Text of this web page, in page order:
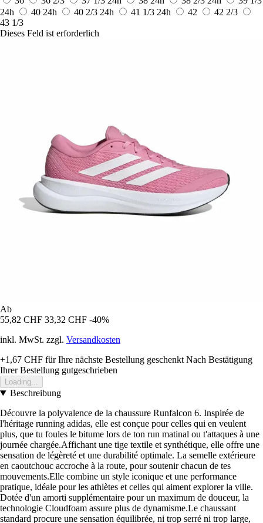
24h
40 24h 40 2/3 24h 41 1/3 24h 42
42 2/3
43 1/3
Dieses Feld ist erforderlich
Ab
55,82 CHF 33,32 CHF -40%
inkl. MwSt. zzgl. Versandkosten
+1,67 CHF für Ihre nächste Bestellung geschenkt Nach Bestätigung
Ihrer Bestellung gutgeschrieben
Loading...
Beschreibung
Découvre la polyvalence de la chaussure Runfalcon 6. Inspirée de
l'héritage running adidas, elle est conçue pour celles qui en veulent
plus, que tu foules le bitume lors de ton run matinal ou t'attaques à une
journée chargée.Affichant une tige textile et synthétique, elle offre une
sensation de légèreté et une durabilité optimale. La semelle extérieure
en caoutchouc accroche à la route, pour soutenir chacun de tes
mouvements.Elle combine un style iconique et une performance
pratique, idéale pour les athlètes et celles qui aiment explorer la ville.
Dotée d'un amorti supplémentaire pour un maximum de douceur, la
technologie Cloudfoam assure plus de dynamisme.Le chaussant
standard procure une sensation équilibrée, ni trop serré ni trop large,